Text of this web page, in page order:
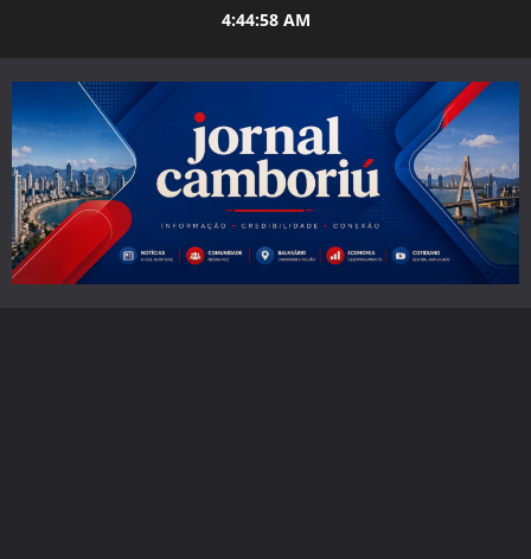
4:44:59 AM